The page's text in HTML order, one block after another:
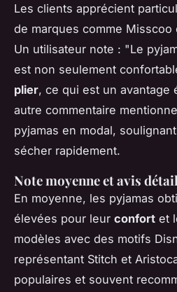
Les clients apprécient
de marques comme Misscoo
Un utilisateur note : "Le
est non seulement
plier, ce qui est un avantage
autre commentaire
pyjamas en modal,
sécher rapidement.
Note moyenne et avis
En moyenne, les pyjamas
élevées pour leur confort et
modèles avec des motifs
représentant Stitch et
populaires et souvent